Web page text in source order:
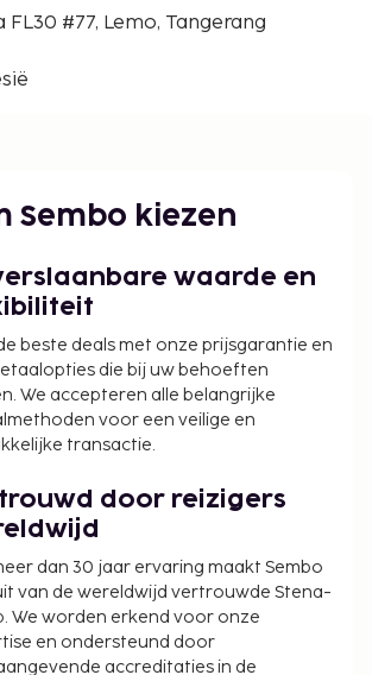
Hatta Intl.).
profiteer je van een
van dit appartement kunnen iets
zijn:
per verblijf
dien je een borgsom van
te betalen.
kosten vermeld die de
aan ons heeft doorgegeven.
zijn huisdieren en
niet toegestaan.
#77, Lemo, Tangerang
Sembo kiezen
waarde en
beste deals met onze prijsgarantie en
die bij uw behoeften
We accepteren alle belangrijke
voor een veilige en
transactie.
door reizigers
dan 30 jaar ervaring maakt Sembo
van de wereldwijd vertrouwde Stena-
We worden erkend voor onze
en ondersteund door
accreditaties in de